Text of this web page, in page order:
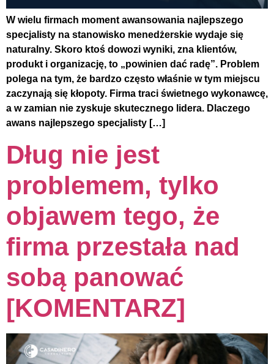
W wielu firmach moment awansowania najlepszego
specjalisty na stanowisko menedżerskie wydaje się
naturalny. Skoro ktoś dowozi wyniki, zna klientów,
produkt i organizację, to „powinien dać radę”. Problem
polega na tym, że bardzo często właśnie w tym miejscu
zaczynają się kłopoty. Firma traci świetnego wykonawcę,
a w zamian nie zyskuje skutecznego lidera. Dlaczego
awans najlepszego specjalisty […]
Dług nie jest
problemem, tylko
objawem tego, że
firma przestała nad
sobą panować
[KOMENTARZ]